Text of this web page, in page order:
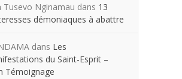
Tusevo Nginamau dans 13
démoniaques à abattre
dans Les
du Saint-Esprit –
Témoignage